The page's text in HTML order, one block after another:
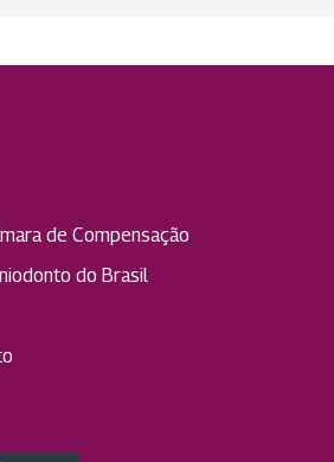
de Compensação
do Brasil